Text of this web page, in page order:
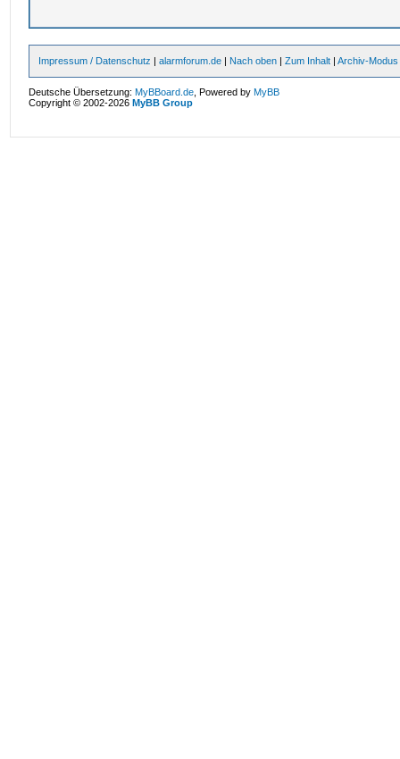
Impressum / Datenschutz |alarmforum.de | Nach oben |Zum Inhalt |Archiv-Modus
Deutsche Übersetzung:MyBBoard.de , Powered byMyBB
Copyright © 2002-2026MyBB Group